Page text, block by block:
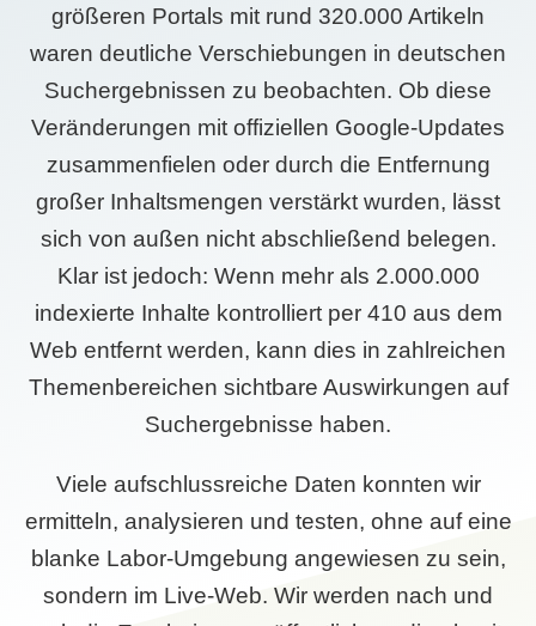
größeren Portals mit rund 320.000 Artikeln
waren deutliche Verschiebungen in deutschen
Suchergebnissen zu beobachten. Ob diese
Veränderungen mit offiziellen Google-Updates
zusammenfielen oder durch die Entfernung
großer Inhaltsmengen verstärkt wurden, lässt
sich von außen nicht abschließend belegen.
Klar ist jedoch: Wenn mehr als 2.000.000
indexierte Inhalte kontrolliert per 410 aus dem
Web entfernt werden, kann dies in zahlreichen
Themenbereichen sichtbare Auswirkungen auf
Suchergebnisse haben.
Viele aufschlussreiche Daten konnten wir
ermitteln, analysieren und testen, ohne auf eine
blanke Labor-Umgebung angewiesen zu sein,
sondern im Live-Web. Wir werden nach und